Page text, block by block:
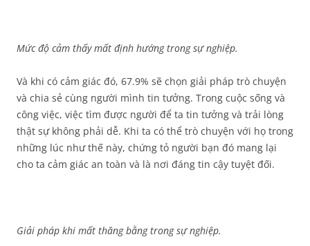
Mức độ cảm thấy mất định hướng trong sự nghiệp.
Và khi có cảm giác đó, 67.9% sẽ chọn giải pháp trò chuyện
và chia sẻ cùng người mình tin tưởng. Trong cuộc sống và
công việc, việc tìm được người để ta tin tưởng và trải lòng
thật sự không phải dễ. Khi ta có thể trò chuyện với họ trong
những lúc như thế này, chứng tỏ người bạn đó mang lại
cho ta cảm giác an toàn và là nơi đáng tin cậy tuyệt đối.
Giải pháp khi mất thăng bằng trong sự nghiệp.